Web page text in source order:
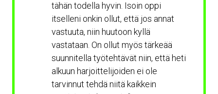
tähän todella hyvin. Isoin oppi
itselleni onkin ollut, että jos annat
vastuuta, niin huutoon kyllä
vastataan. On ollut myös tärkeää
suunnitella työtehtävät niin, että heti
alkuun harjoittelijoiden ei ole
tarvinnut tehdä niitä kaikkein